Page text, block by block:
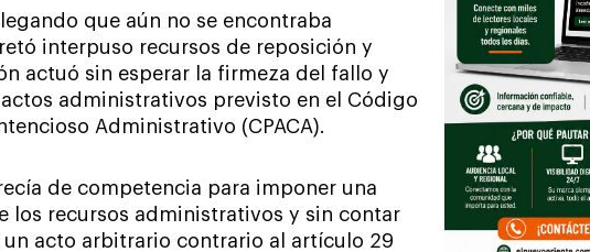
que aún no se encontraba
interpuso recursos de reposición y
actuó sin esperar la firmeza del fallo y
administrativos previsto en el Código
Administrativo (CPACA).
de competencia para imponer una
los recursos administrativos y sin contar
acto arbitrario contrario al artículo 29